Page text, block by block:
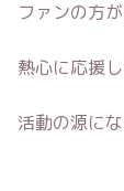
ファンの方
熱心に応援
活動の源に